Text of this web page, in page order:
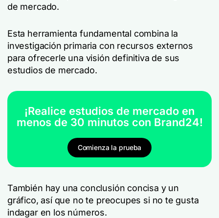
de mercado.
Esta herramienta fundamental combina la
investigación primaria con recursos externos
para ofrecerle una visión definitiva de sus
estudios de mercado.
¡Realice estudios de mercado en
menos de 30 minutos con Brand24!
Comienza la prueba
También hay una conclusión concisa y un
gráfico, así que no te preocupes si no te gusta
indagar en los números.